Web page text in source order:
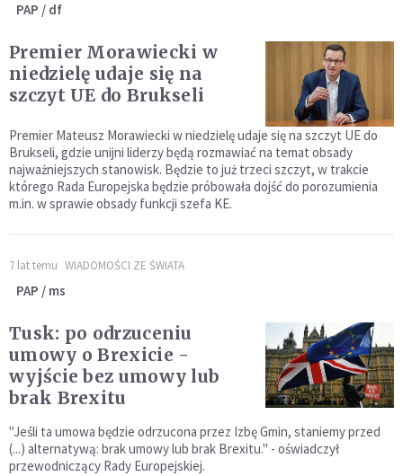
PAP / df
Premier Morawiecki w
niedzielę udaje się na
szczyt UE do Brukseli
Premier Mateusz Morawiecki w niedzielę udaje się na szczyt UE do
Brukseli, gdzie unijni liderzy będą rozmawiać na temat obsady
najważniejszych stanowisk. Będzie to już trzeci szczyt, w trakcie
którego Rada Europejska będzie próbowała dojść do porozumienia
m.in. w sprawie obsady funkcji szefa KE.
7 lat temu WIADOMOŚCI ZE ŚWIATA
PAP / ms
Tusk: po odrzuceniu
umowy o Brexicie -
wyjście bez umowy lub
brak Brexitu
"Jeśli ta umowa będzie odrzucona przez Izbę Gmin, staniemy przed
(...) alternatywą: brak umowy lub brak Brexitu." - oświadczył
przewodniczący Rady Europejskiej.